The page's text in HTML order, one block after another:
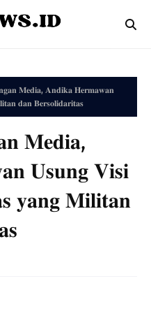
𝐌𝐞𝐝𝐢𝐚, 𝐀𝐧𝐝𝐢𝐤𝐚 𝐇𝐞𝐫𝐦𝐚𝐰𝐚𝐧
𝐝𝐚𝐧 𝐁𝐞𝐫𝐬𝐨𝐥𝐢𝐝𝐚𝐫𝐢𝐭𝐚𝐬
𝐌𝐞𝐝𝐢𝐚,
𝐔𝐬𝐮𝐧𝐠 𝐕𝐢𝐬𝐢
𝐌𝐢𝐥𝐢𝐭𝐚𝐧